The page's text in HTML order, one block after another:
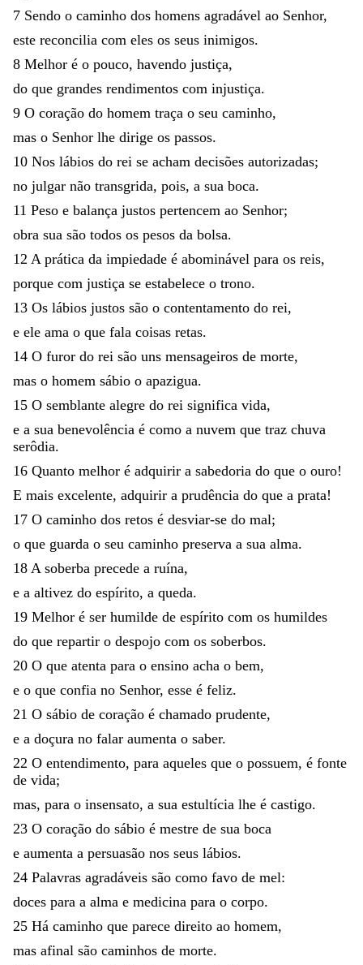
7 Sendo o caminho dos homens agradável ao Senhor,
este reconcilia com eles os seus inimigos.
8 Melhor é o pouco, havendo justiça,
do que grandes rendimentos com injustiça.
9 O coração do homem traça o seu caminho,
mas o Senhor lhe dirige os passos.
10 Nos lábios do rei se acham decisões autorizadas;
no julgar não transgrida, pois, a sua boca.
11 Peso e balança justos pertencem ao Senhor;
obra sua são todos os pesos da bolsa.
12 A prática da impiedade é abominável para os reis,
porque com justiça se estabelece o trono.
13 Os lábios justos são o contentamento do rei,
e ele ama o que fala coisas retas.
14 O furor do rei são uns mensageiros de morte,
mas o homem sábio o apazigua.
15 O semblante alegre do rei significa vida,
e a sua benevolência é como a nuvem que traz chuva
serôdia.
16 Quanto melhor é adquirir a sabedoria do que o ouro!
E mais excelente, adquirir a prudência do que a prata!
17 O caminho dos retos é desviar-se do mal;
o que guarda o seu caminho preserva a sua alma.
18 A soberba precede a ruína,
e a altivez do espírito, a queda.
19 Melhor é ser humilde de espírito com os humildes
do que repartir o despojo com os soberbos.
20 O que atenta para o ensino acha o bem,
e o que confia no Senhor, esse é feliz.
21 O sábio de coração é chamado prudente,
e a doçura no falar aumenta o saber.
22 O entendimento, para aqueles que o possuem, é fonte
de vida;
mas, para o insensato, a sua estultícia lhe é castigo.
23 O coração do sábio é mestre de sua boca
e aumenta a persuasão nos seus lábios.
24 Palavras agradáveis são como favo de mel:
doces para a alma e medicina para o corpo.
25 Há caminho que parece direito ao homem,
mas afinal são caminhos de morte.